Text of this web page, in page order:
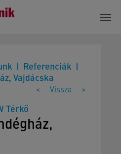
Referenciák
Vajdácska
< Vissza >
Térkő